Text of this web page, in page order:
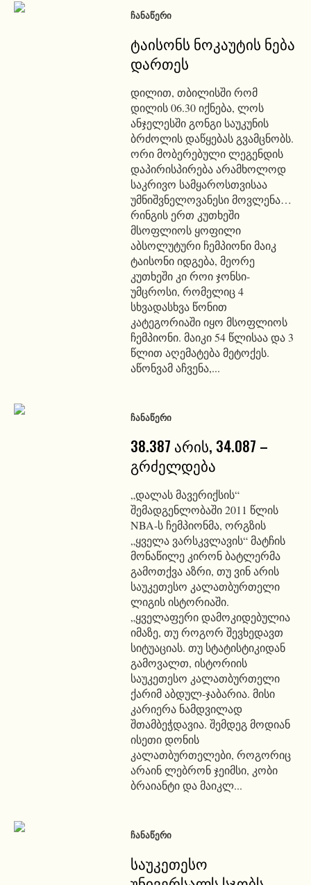
ᲩᲐᲜᲐᲬᲔᲠᲘ
ტაისონს ნოკაუტის ნება
დართეს
დილით, თბილისში რომ
დილის 06.30 იქნება, ლოს
ანჯელესში გონგი საუკუნის
ბრძოლის დაწყებას გვამცნობს.
ორი მობერებული ლეგენდის
დაპირისპირება არამხოლოდ
საკრივო სამყაროსთვისაა
უმნიშვნელოვანესი მოვლენა…
რინგის ერთ კუთხეში
მსოფლიოს ყოფილი
აბსოლუტური ჩემპიონი მაიკ
ტაისონი იდგება, მეორე
კუთხეში კი როი ჯონსი-
უმცროსი, რომელიც 4
სხვადასხვა წონით
კატეგორიაში იყო მსოფლიოს
ჩემპიონი. მაიკი 54 წლისაა და 3
წლით აღემატება მეტოქეს.
აწონვამ აჩვენა,...
ᲩᲐᲜᲐᲬᲔᲠᲘ
38.387 არის, 34.087 –
გრძელდება
„დალას მავერიქსის“
შემადგენლობაში 2011 წლის
NBA-ს ჩემპიონმა, ორგზის
„ყველა ვარსკვლავის“ მატჩის
მონაწილე კირონ ბატლერმა
გამოთქვა აზრი, თუ ვინ არის
საუკეთესო კალათბურთელი
ლიგის ისტორიაში.
„ყველაფერი დამოკიდებულია
იმაზე, თუ როგორ შევხედავთ
სიტუაციას. თუ სტატისტიკიდან
გამოვალთ, ისტორიის
საუკეთესო კალათბურთელი
ქარიმ აბდულ-ჯაბარია. მისი
კარიერა ნამდვილად
შთამბეჭდავია. შემდეგ მოდიან
ისეთი დონის
კალათბურთელები, როგორიც
არაინ ლებრონ ჯეიმსი, კობი
ბრაიანტი და მაიკლ...
ᲩᲐᲜᲐᲬᲔᲠᲘ
საუკეთესო